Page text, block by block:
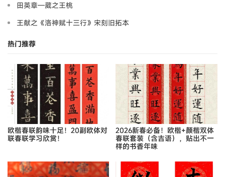
田英章—葳之王桃
王献之《洛神赋十三行》宋刻旧拓本
热门推荐
欧楷春联韵味十足！20副欧体对
联春联学习欣赏！
2026新春必备！欧楷+颜楷双体
春联套装（含吉语），贴出不一
样的书香年味